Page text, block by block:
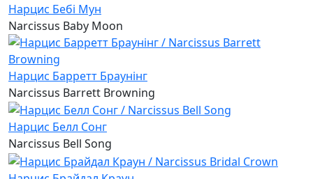
Нарцис Бебі Мун
Narcissus Baby Moon
Нарцис Барретт Браунінг
Narcissus Barrett Browning
Нарцис Белл Сонг
Narcissus Bell Song